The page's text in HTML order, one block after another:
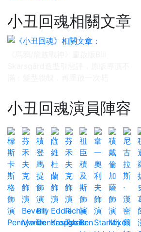
小丑回魂相關文章
小丑回魂演員陣容